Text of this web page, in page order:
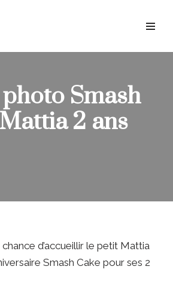
Smash
2 ans
chance d’accueillir le petit Mattia
Smash Cake pour ses 2